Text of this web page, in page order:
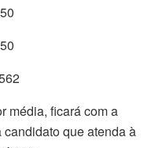
média, ficará com a
que atenda à